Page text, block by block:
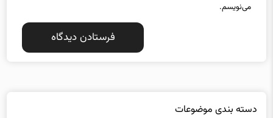
می‌نویسم.
دسته بندی موضوعات